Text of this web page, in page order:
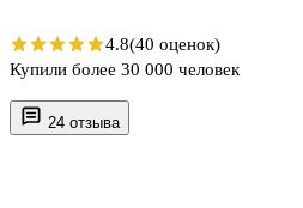
24 отзыва
4.8(40 оценок)
Купили более 30 000 человек